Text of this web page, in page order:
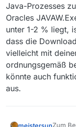
Java-Prozesses
Oracles
unter 1-2 % liegt,
dass die
vielleicht mit
ordnungsgemäß
könnte auch
aus.
meistersunZum